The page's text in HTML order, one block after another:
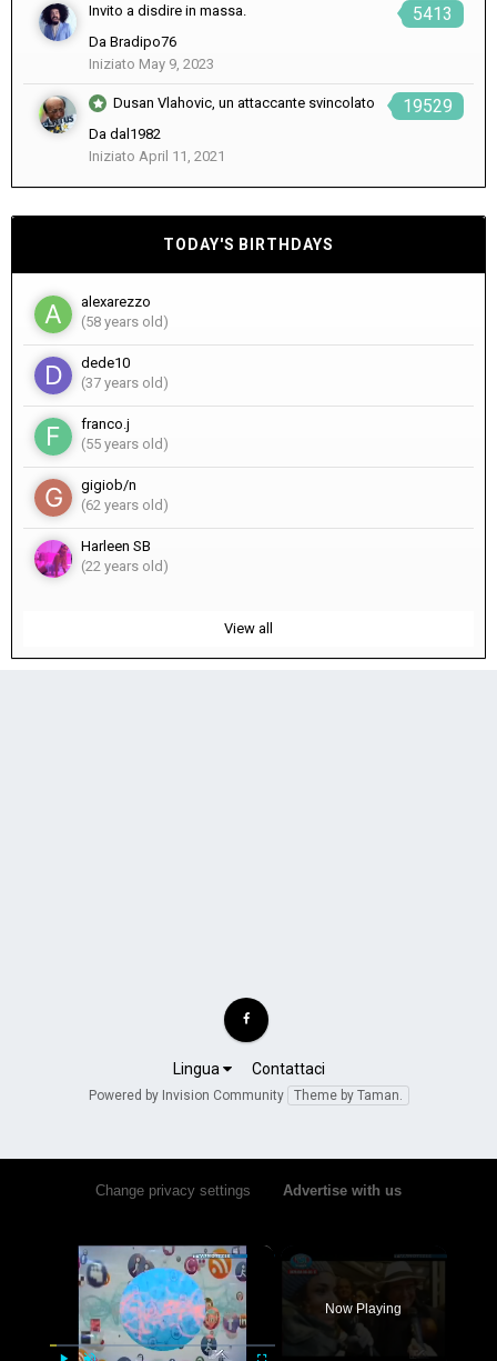
5413
Invito a disdire in massa.
Da Bradipo76
Iniziato May 9, 2023
19529
Dusan Vlahovic, un attaccante svincolato
Da dal1982
Iniziato April 11, 2021
TODAY'S BIRTHDAYS
alexarezzo
(58 years old)
dede10
(37 years old)
franco.j
(55 years old)
gigiob/n
(62 years old)
Harleen SB
(22 years old)
View all
Lingua Contattaci
Powered by Invision Community Theme by Taman.
Change privacy settings Advertise with us
×
Now Playing